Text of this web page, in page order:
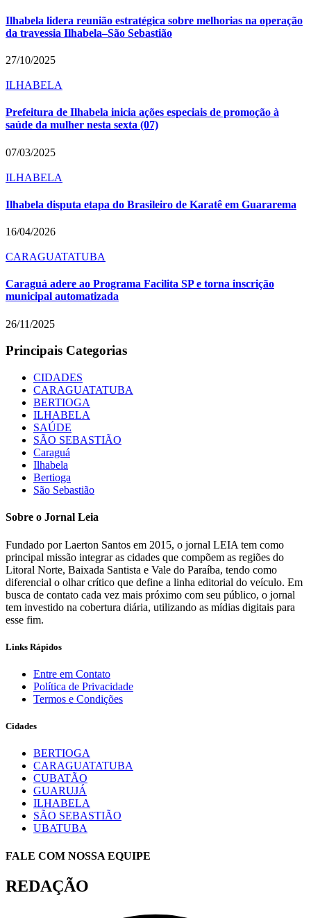
Ilhabela lidera reunião estratégica sobre melhorias na operação
da travessia Ilhabela–São Sebastião
27/10/2025
ILHABELA
Prefeitura de Ilhabela inicia ações especiais de promoção à
saúde da mulher nesta sexta (07)
07/03/2025
ILHABELA
Ilhabela disputa etapa do Brasileiro de Karatê em Guararema
16/04/2026
CARAGUATATUBA
Caraguá adere ao Programa Facilita SP e torna inscrição
municipal automatizada
26/11/2025
Principais Categorias
CIDADES
CARAGUATATUBA
BERTIOGA
ILHABELA
SAÚDE
SÃO SEBASTIÃO
Caraguá
Ilhabela
Bertioga
São Sebastião
Sobre o Jornal Leia
Fundado por Laerton Santos em 2015, o jornal LEIA tem como
principal missão integrar as cidades que compõem as regiões do
Litoral Norte, Baixada Santista e Vale do Paraíba, tendo como
diferencial o olhar crítico que define a linha editorial do veículo. Em
busca de contato cada vez mais próximo com seu público, o jornal
tem investido na cobertura diária, utilizando as mídias digitais para
esse fim.
Links Rápidos
Entre em Contato
Política de Privacidade
Termos e Condições
Cidades
BERTIOGA
CARAGUATATUBA
CUBATÃO
GUARUJÁ
ILHABELA
SÃO SEBASTIÃO
UBATUBA
FALE COM NOSSA EQUIPE
REDAÇÃO